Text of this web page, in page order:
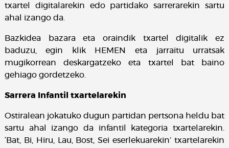
txartel digitalarekin edo partidako sarrerarekin sartu
ahal izango da.
Bazkidea bazara eta oraindik txartel digitalik ez
baduzu, egin klik HEMEN eta jarraitu urratsak
mugikorrean deskargatzeko eta txartel bat baino
gehiago gordetzeko.
Sarrera Infantil txartelarekin
Ostiralean jokatuko dugun partidan pertsona heldu bat
sartu ahal izango da infantil kategoria txartelarekin.
‘Bat, Bi, Hiru, Lau, Bost, Sei eserlekuarekin’ txartelarekin